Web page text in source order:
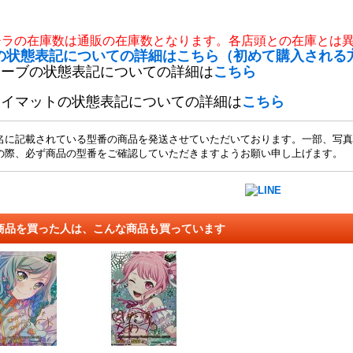
の在庫数は通販の在庫数となります。各店頭との在庫とは
状態表記についての詳細はこちら（初めて購入される
ブの状態表記についての詳細はこちら
マットの状態表記についての詳細はこちら
記載されている型番の商品を発送させていただいております。一部、写
際、必ず商品の型番をご確認していただきますようお願い申し上げます。
品を買った人は、こんな商品も買っています